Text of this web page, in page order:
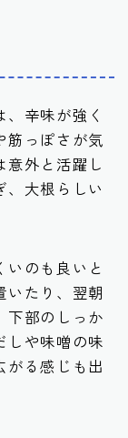
辛味が強く
筋っぽさが気
意外と活躍し
、大根らしい
のも良いと
いたり、翌朝
下部のしっか
しや味噌の味
がる感じも出